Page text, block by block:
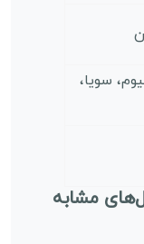
سویا،
مشابه